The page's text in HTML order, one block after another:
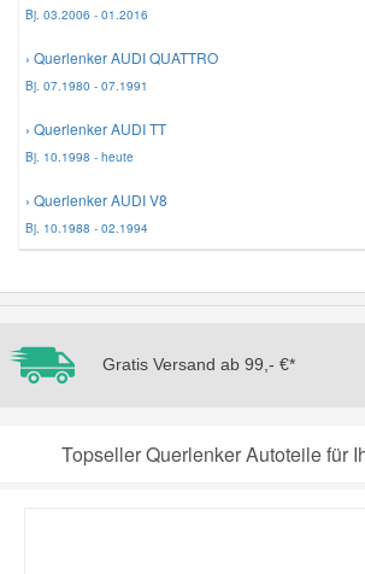
Bj. 03.2006 - 01.2016
› Querlenker AUDI QUATTRO
Bj. 07.1980 - 07.1991
› Querlenker AUDI TT
Bj. 10.1998 - heute
› Querlenker AUDI V8
Bj. 10.1988 - 02.1994
Gratis Versand ab 99,- €*
Topseller Querlenker Autoteile für